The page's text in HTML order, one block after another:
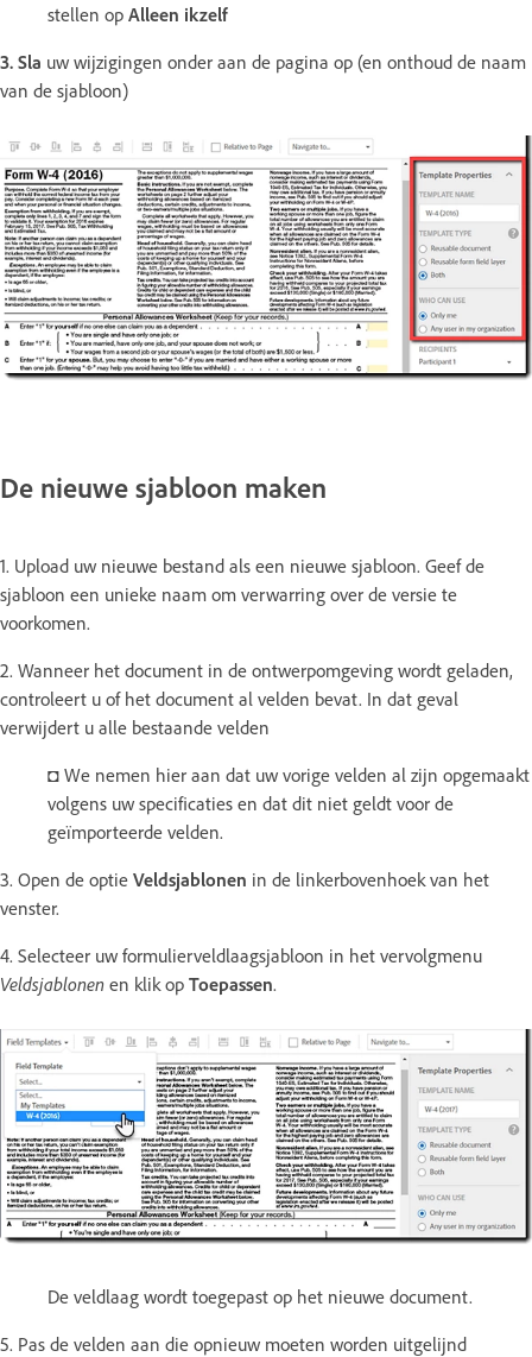
stellen op Alleen ikzelf
3. Sla uw wijzigingen onder aan de pagina op (en onthoud de naam
van de sjabloon)
De nieuwe sjabloon maken
1. Upload uw nieuwe bestand als een nieuwe sjabloon. Geef de
sjabloon een unieke naam om verwarring over de versie te
voorkomen.
2. Wanneer het document in de ontwerpomgeving wordt geladen,
controleert u of het document al velden bevat. In dat geval
verwijdert u alle bestaande velden
◘ We nemen hier aan dat uw vorige velden al zijn opgemaakt
volgens uw specificaties en dat dit niet geldt voor de
geïmporteerde velden.
3. Open de optie Veldsjablonen in de linkerbovenhoek van het
venster.
4. Selecteer uw formulierveldlaagsjabloon in het vervolgmenu
Veldsjablonen en klik op Toepassen.
De veldlaag wordt toegepast op het nieuwe document.
5. Pas de velden aan die opnieuw moeten worden uitgelijnd